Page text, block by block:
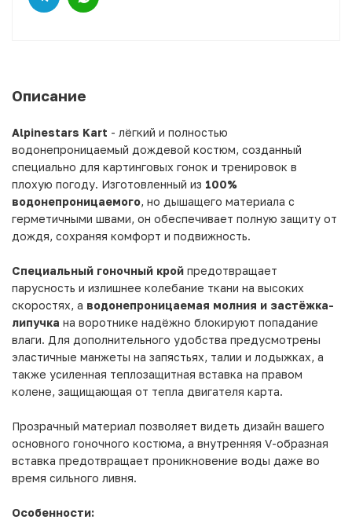
Описание
Alpinestars Kart - лёгкий и полностью
водонепроницаемый дождевой костюм, созданный
специально для картинговых гонок и тренировок в
плохую погоду. Изготовленный из 100%
водонепроницаемого, но дышащего материала с
герметичными швами, он обеспечивает полную защиту от
дождя, сохраняя комфорт и подвижность.
Специальный гоночный крой предотвращает
парусность и излишнее колебание ткани на высоких
скоростях, а водонепроницаемая молния и застёжка-
липучка на воротнике надёжно блокируют попадание
влаги. Для дополнительного удобства предусмотрены
эластичные манжеты на запястьях, талии и лодыжках, а
также усиленная теплозащитная вставка на правом
колене, защищающая от тепла двигателя карта.
Прозрачный материал позволяет видеть дизайн вашего
основного гоночного костюма, а внутренняя V-образная
вставка предотвращает проникновение воды даже во
время сильного ливня.
Особенности: